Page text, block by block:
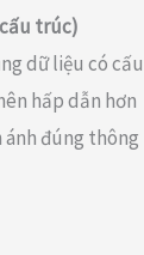
trúc)
dữ liệu có cấu
hấp dẫn hơn
đúng thông